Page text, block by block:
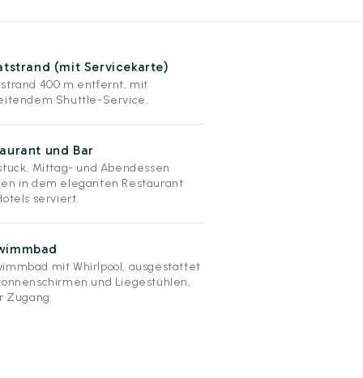
(mit Servicekarte)
400 m entfernt, mit
Shuttle-Service.
und Bar
Mittag- und Abendessen
in dem eleganten Restaurant
serviert.
mit Whirlpool, ausgestattet
und Liegestühlen,
Zugang.